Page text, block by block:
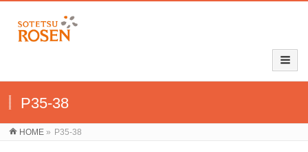
P35-38
HOME » P35-38